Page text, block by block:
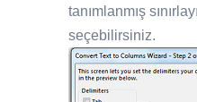
tanımlanmış
seçebilirsiniz.